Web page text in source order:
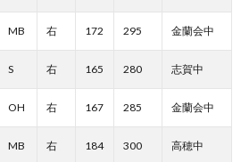
MB 右 172 295 金蘭会中
S 右 165 280 志賀中
OH 右 167 285 金蘭会中
MB 右 184 300 高穂中